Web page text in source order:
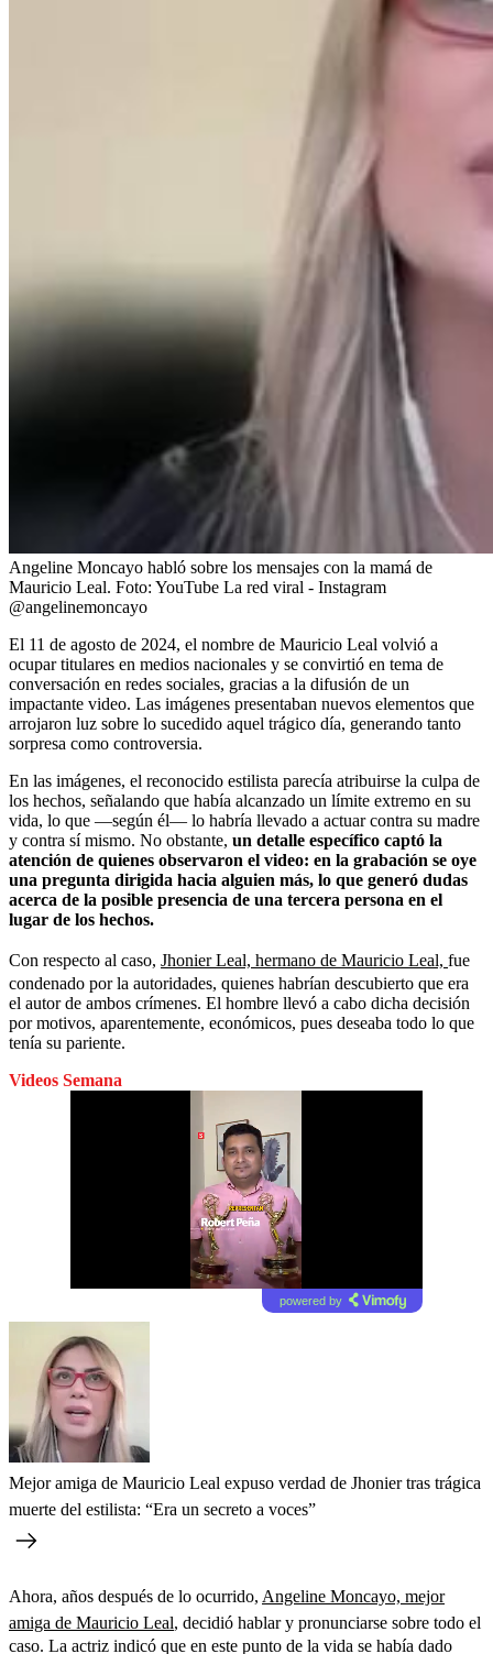
Angeline Moncayo habló sobre los mensajes con la mamá de
Mauricio Leal. Foto: YouTube La red viral - Instagram
@angelinemoncayo
El 11 de agosto de 2024, el nombre de Mauricio Leal volvió a
ocupar titulares en medios nacionales y se convirtió en tema de
conversación en redes sociales, gracias a la difusión de un
impactante video. Las imágenes presentaban nuevos elementos que
arrojaron luz sobre lo sucedido aquel trágico día, generando tanto
sorpresa como controversia.
En las imágenes, el reconocido estilista parecía atribuirse la culpa de
los hechos, señalando que había alcanzado un límite extremo en su
vida, lo que —según él— lo habría llevado a actuar contra su madre
y contra sí mismo. No obstante, un detalle específico captó la
atención de quienes observaron el video: en la grabación se oye
una pregunta dirigida hacia alguien más, lo que generó dudas
acerca de la posible presencia de una tercera persona en el
lugar de los hechos.
Con respecto al caso, Jhonier Leal, hermano de Mauricio Leal, fue
condenado por la autoridades, quienes habrían descubierto que era
el autor de ambos crímenes. El hombre llevó a cabo dicha decisión
por motivos, aparentemente, económicos, pues deseaba todo lo que
tenía su pariente.
Videos Semana
powered by
Mejor amiga de Mauricio Leal expuso verdad de Jhonier tras trágica
muerte del estilista: “Era un secreto a voces”
Ahora, años después de lo ocurrido, Angeline Moncayo, mejor
amiga de Mauricio Leal, decidió hablar y pronunciarse sobre todo el
caso. La actriz indicó que en este punto de la vida se había dado